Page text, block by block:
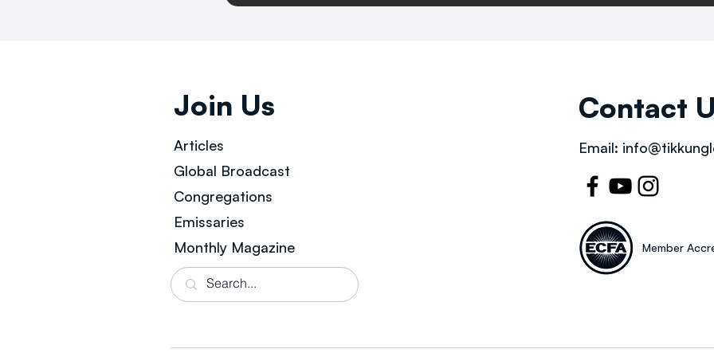
Join Us
Articles
Global Broadcast
Congregations
Emissaries
Monthly Magazine
Contact
Email:
Member